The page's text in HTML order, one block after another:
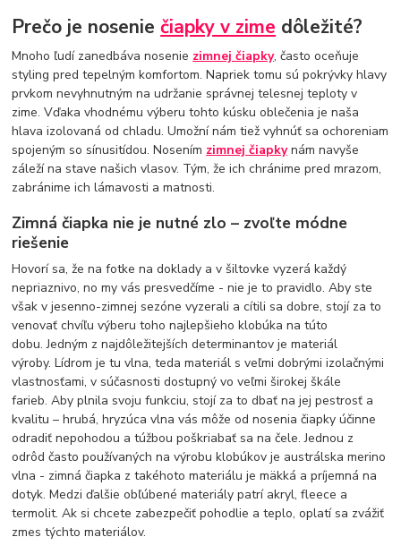
Prečo je noseniečiapky v zime dôležité?
Mnoho ľudí zanedbáva nosenie zimnej čiapky, často oceňuje
styling pred tepelným komfortom. Napriek tomu sú pokrývky hlavy
prvkom nevyhnutným na udržanie správnej telesnej teploty v
zime. Vďaka vhodnému výberu tohto kúsku oblečenia je naša
hlava izolovaná od chladu. Umožní nám tiež vyhnúť sa ochoreniam
spojeným so sínusitídou. Nosením zimnej čiapkynám navyše
záleží na stave našich vlasov. Tým, že ich chránime pred mrazom,
zabránime ich lámavosti a matnosti.
Zimná čiapka nie je nutné zlo – zvoľte módne
riešenie
Hovorí sa, že na fotke na doklady a v šiltovke vyzerá každý
nepriaznivo, no my vás presvedčíme - nie je to pravidlo. Aby ste
však v jesenno-zimnej sezóne vyzerali a cítili sa dobre, stojí za to
venovať chvíľu výberu toho najlepšieho klobúka na túto
dobu. Jedným z najdôležitejších determinantov je materiál
výroby. Lídrom je tu vlna, teda materiál s veľmi dobrými izolačnými
vlastnosťami, v súčasnosti dostupný vo veľmi širokej škále
farieb. Aby plnila svoju funkciu, stojí za to dbať na jej pestrosť a
kvalitu – hrubá, hryzúca vlna vás môže od nosenia čiapky účinne
odradiť nepohodou a túžbou poškriabať sa na čele. Jednou z
odrôd často používaných na výrobu klobúkov je austrálska merino
vlna - zimná čiapka z takéhoto materiálu je mäkká a príjemná na
dotyk. Medzi ďalšie obľúbené materiály patrí akryl, fleece a
termolit. Ak si chcete zabezpečiť pohodlie a teplo, oplatí sa zvážiť
zmes týchto materiálov.